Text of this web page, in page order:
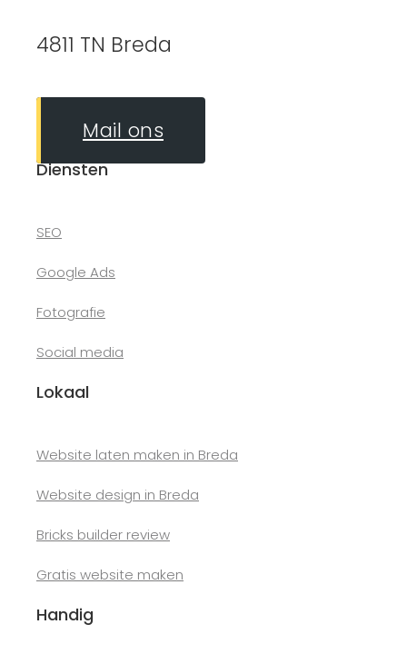
4811 TN Breda
Mail ons
Diensten
SEO
Google Ads
Fotografie
Social media
Lokaal
Website laten maken in Breda
Website design in Breda
Bricks builder review
Gratis website maken
Handig